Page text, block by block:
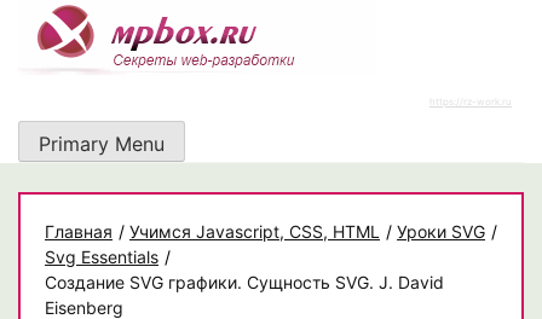
content
https://rz-work.ru
Primary Menu
Главная / Учимся Javascript, CSS, HTML / Уроки SVG /
Svg Essentials /
Создание SVG графики. Сущность SVG. J. David
Eisenberg